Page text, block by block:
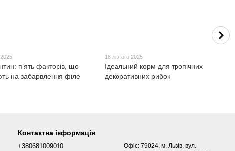
п’ять факторів, що
на забарвлення філе
18 лютого 2025
Ідеальний корм для тропічних
декоративних рибок
Контактна інформація
+380681009010
Офіс: 79024, м. Львів, вул.